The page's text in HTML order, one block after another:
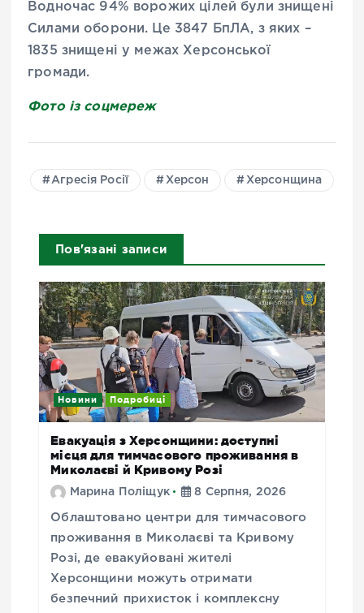
Водночас 94% ворожих цілей були знищені
Силами оборони. Це 3847 БпЛА, з яких –
1835 знищені у межах Херсонської
громади.
Фото із соцмереж
Агресія Росії Херсон Херсонщина
Пов'язані записи
Новини Подробиці
Евакуація з Херсонщини: доступні
місця для тимчасового проживання в
Миколаєві й Кривому Розі
Марина Поліщук 8 Серпня, 2026
Облаштовано центри для тимчасового
проживання в Миколаєві та Кривому
Розі, де евакуйовані жителі
Херсонщини можуть отримати
безпечний прихисток і комплексну